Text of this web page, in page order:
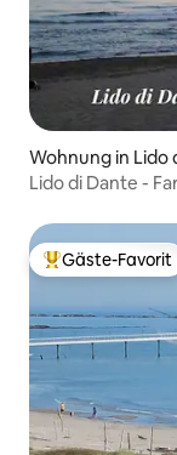
Wohnung in Lido
Lido di Dante -
Beliebter Gäste-
Gäste-Favorit